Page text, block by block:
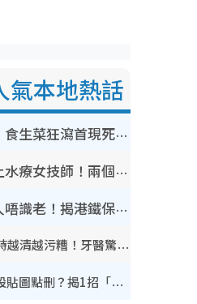
氣本地熱話
奪命寄生蟲｜食生菜狂瀉首現死者！疫潮惡化錄1.8萬宗病例 揭洗菜3大謬誤
銀行高層戀上水療女技師！兩個月借128萬驚覺「沉船」沉落火海 揭背後疑似邪教操控賣淫
內地客歎港人唔識老！揭港鐵保鮮級冷氣 港人求放過：咪投訴
牙線棒亂用隨時越清越污糟！牙醫驚揭盲目過戶細菌恐致蛀牙：呢種先係日常真保養
WhatsApp預設貼圖點刪？揭1招「反向操作」還原簡潔介面 附3步實測教學